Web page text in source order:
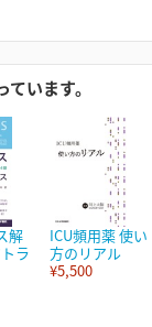
います。
解
ラ
ICU頻用薬 使い
方のリアル
¥5,500